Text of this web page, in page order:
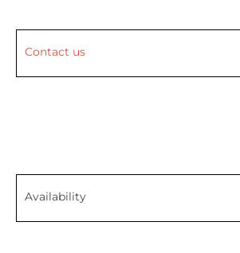
Contact us
Availability